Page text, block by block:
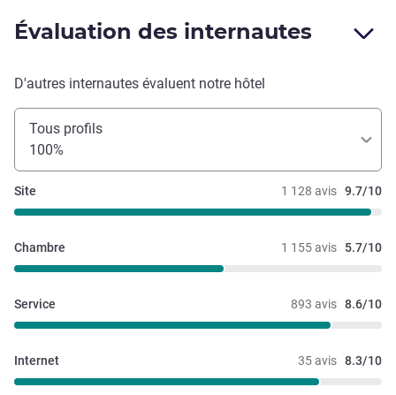
Évaluation des internautes
D'autres internautes évaluent notre hôtel
Tous profils
100%
1 128 avis 9.7/10
Site
1 155 avis 5.7/10
Chambre
893 avis 8.6/10
Service
35 avis 8.3/10
Internet